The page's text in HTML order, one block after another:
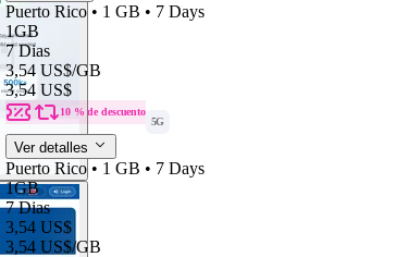
Puerto Rico • 1 GB • 7 Days
1GB
7 Dias
3,54 US$/GB
3,54 US$
10 % de descuento
5G
Ver detalles
Puerto Rico • 1 GB • 7 Days
1GB
7 Dias
3,54 US$
3,54 US$/GB